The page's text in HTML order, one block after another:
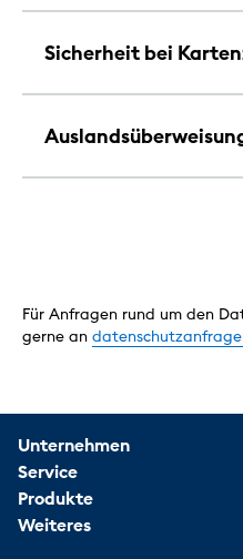
Sicherheit bei
Für Anfragen rund um den
gerne an
Unternehmen
Service
Produkte
Weiteres